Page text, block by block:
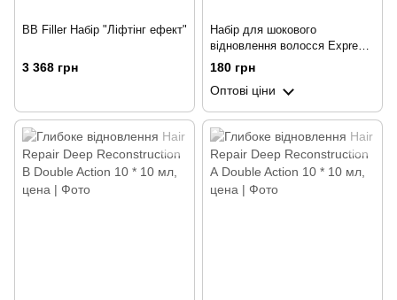
BB Filler Набір "Ліфтінг ефект"
3 368 грн
Набір для шокового
відновлення волосся Express
Kit Tower Treat-ING 3 * 10 мл
180 грн
Оптові ціни